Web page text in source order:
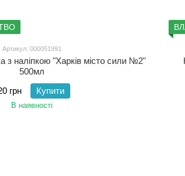
Артикул: 000051991
з наліпкою "Харків місто сили №2"
500мл
грн
Купити
В наявності